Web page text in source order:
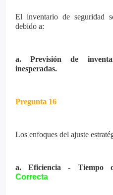
El inventario de seguridad
debido a:
a. Previsión de
inesperadas.
Pregunta 16
Los enfoques del ajuste
a. Eficiencia - Tiempo
Correcta